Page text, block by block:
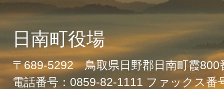
日南町役場
〒689-5292 鳥取県日野郡日南町霞800
電話番号：0859-82-1111 ファックス番